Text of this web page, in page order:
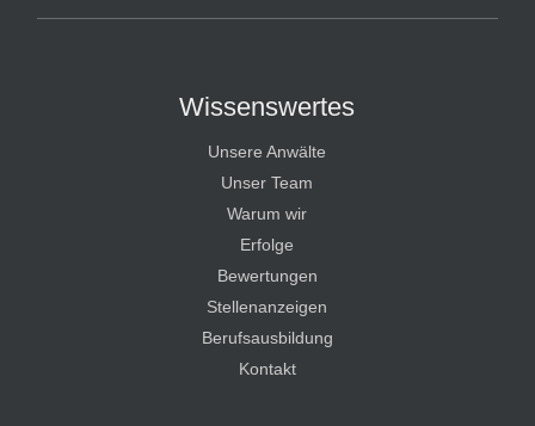
Wissenswertes
Unsere Anwälte
Unser Team
Warum wir
Erfolge
Bewertungen
Stellenanzeigen
Berufsausbildung
Kontakt